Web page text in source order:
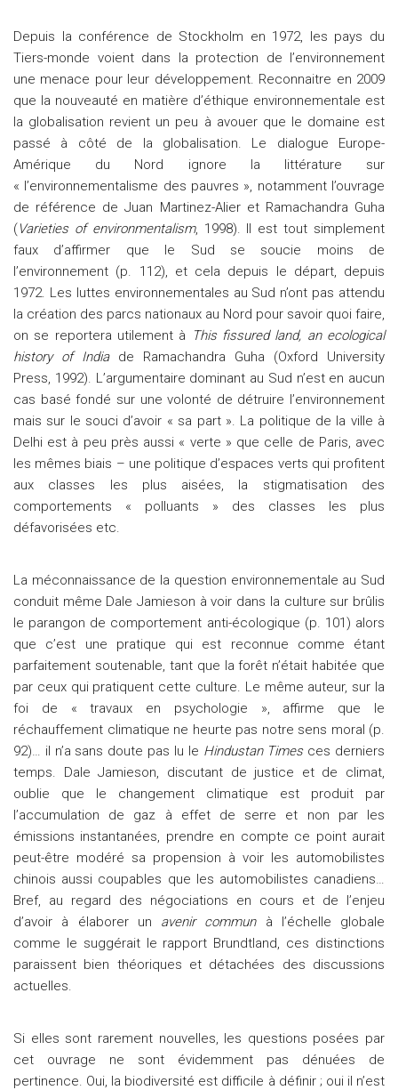
Depuis la conférence de Stockholm en 1972, les pays du
Tiers-monde voient dans la protection de l’environnement
une menace pour leur développement. Reconnaitre en 2009
que la nouveauté en matière d’éthique environnementale est
la globalisation revient un peu à avouer que le domaine est
passé à côté de la globalisation. Le dialogue Europe-
Amérique du Nord ignore la littérature sur
« l’environnementalisme des pauvres », notamment l’ouvrage
de référence de Juan Martinez-Alier et Ramachandra Guha
(Varieties of environmentalism, 1998). Il est tout simplement
faux d’affirmer que le Sud se soucie moins de
l’environnement (p. 112), et cela depuis le départ, depuis
1972. Les luttes environnementales au Sud n’ont pas attendu
la création des parcs nationaux au Nord pour savoir quoi faire,
on se reportera utilement à
This fissured land, an ecological
history of Indiade Ramachandra Guha (Oxford University
Press, 1992). L’argumentaire dominant au Sud n’est en aucun
cas basé fondé sur une volonté de détruire l’environnement
mais sur le souci d’avoir « sa part ». La politique de la ville à
Delhi est à peu près aussi « verte » que celle de Paris, avec
les mêmes biais – une politique d’espaces verts qui profitent
aux classes les plus aisées, la stigmatisation des
comportements « polluants » des classes les plus
défavorisées etc.
La méconnaissance de la question environnementale au Sud
conduit même Dale Jamieson à voir dans la culture sur brûlis
le parangon de comportement anti-écologique (p. 101) alors
que c’est une pratique qui est reconnue comme étant
parfaitement soutenable, tant que la forêt n’était habitée que
par ceux qui pratiquent cette culture. Le même auteur, sur la
foi de « travaux en psychologie », affirme que le
réchauffement climatique ne heurte pas notre sens moral (p.
92)… il n’a sans doute pas lu le Hindustan Timesces derniers
temps. Dale Jamieson, discutant de justice et de climat,
oublie que le changement climatique est produit par
l’accumulation de gaz à effet de serre et non par les
émissions instantanées, prendre en compte ce point aurait
peut-être modéré sa propension à voir les automobilistes
chinois aussi coupables que les automobilistes canadiens…
Bref, au regard des négociations en cours et de l’enjeu
d’avoir à élaborer un avenir communà l’échelle globale
comme le suggérait le rapport Brundtland, ces distinctions
paraissent bien théoriques et détachées des discussions
actuelles.
Si elles sont rarement nouvelles, les questions posées par
cet ouvrage ne sont évidemment pas dénuées de
pertinence. Oui, la biodiversité est difficile à définir ; oui il n’est